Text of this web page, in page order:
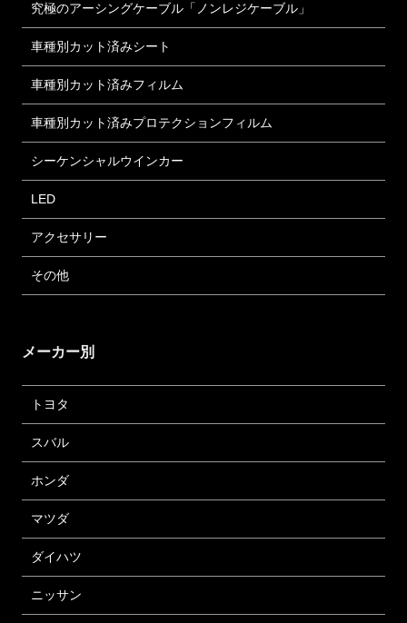
究極のアーシングケーブル「ノンレジケーブル」
車種別カット済みシート
車種別カット済みフィルム
車種別カット済みプロテクションフィルム
シーケンシャルウインカー
LED
アクセサリー
その他
メーカー別
トヨタ
スバル
ホンダ
マツダ
ダイハツ
ニッサン